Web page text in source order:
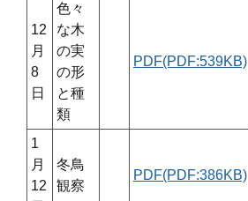
12
月
8
日
色々
な木
の実
の形
と種
類
PDF(PDF:539KB)
1
月
12
冬鳥
観察
PDF(PDF:386KB)